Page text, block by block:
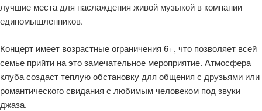
лучшие места для наслаждения живой музыкой в компании
единомышленников.
Концерт имеет возрастные ограничения 6+, что позволяет всей
семье прийти на это замечательное мероприятие. Атмосфера
клуба создаст теплую обстановку для общения с друзьями или
романтического свидания с любимым человеком под звуки
джаза.